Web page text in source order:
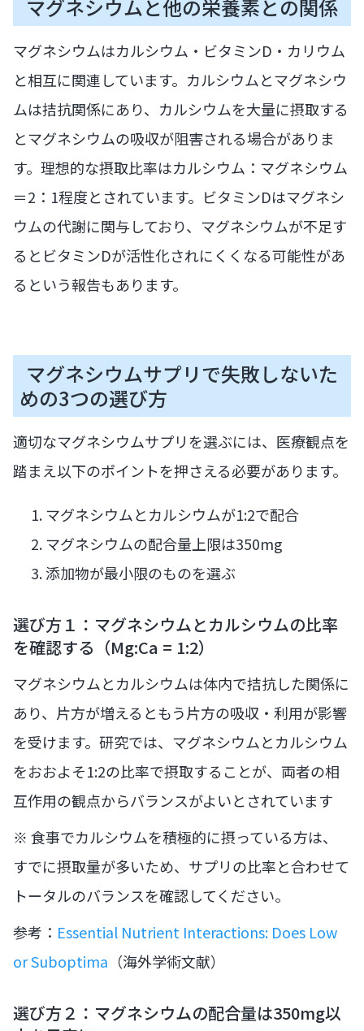
マグネシウムと他の栄養素との関係
マグネシウムはカルシウム・ビタミンD・カリウム
と相互に関連しています。カルシウムとマグネシウ
ムは拮抗関係にあり、カルシウムを大量に摂取する
とマグネシウムの吸収が阻害される場合がありま
す。理想的な摂取比率はカルシウム：マグネシウム
＝2：1程度とされています。ビタミンDはマグネシ
ウムの代謝に関与しており、マグネシウムが不足す
るとビタミンDが活性化されにくくなる可能性があ
るという報告もあります。
マグネシウムサプリで失敗しないた
めの3つの選び方
適切なマグネシウムサプリを選ぶには、医療観点を
踏まえ以下のポイントを押さえる必要があります。
マグネシウムとカルシウムが1:2で配合
マグネシウムの配合量上限は350mg
添加物が最小限のものを選ぶ
選び方１：マグネシウムとカルシウムの比率
を確認する（Mg:Ca = 1:2）
マグネシウムとカルシウムは体内で拮抗した関係に
あり、片方が増えるともう片方の吸収・利用が影響
を受けます。研究では、マグネシウムとカルシウム
をおおよそ1:2の比率で摂取することが、両者の相
互作用の観点からバランスがよいとされています
※ 食事でカルシウムを積極的に摂っている方は、
すでに摂取量が多いため、サプリの比率と合わせて
トータルのバランスを確認してください。
参考： Essential Nutrient Interactions: Does Low
or Suboptima （海外学術文献）
選び方２：マグネシウムの配合量は350mg以